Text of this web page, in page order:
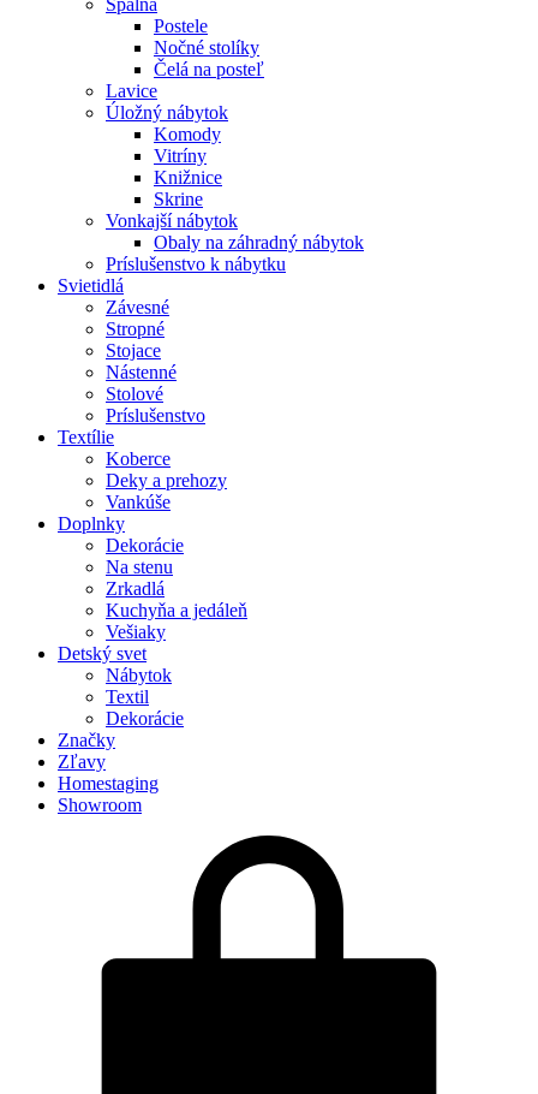
Spálňa
Postele
Nočné stolíky
Čelá na posteľ
Lavice
Úložný nábytok
Komody
Vitríny
Knižnice
Skrine
Vonkajší nábytok
Obaly na záhradný nábytok
Príslušenstvo k nábytku
Svietidlá
Závesné
Stropné
Stojace
Nástenné
Stolové
Príslušenstvo
Textílie
Koberce
Deky a prehozy
Vankúše
Doplnky
Dekorácie
Na stenu
Zrkadlá
Kuchyňa a jedáleň
Vešiaky
Detský svet
Nábytok
Textil
Dekorácie
Značky
Zľavy
Homestaging
Showroom